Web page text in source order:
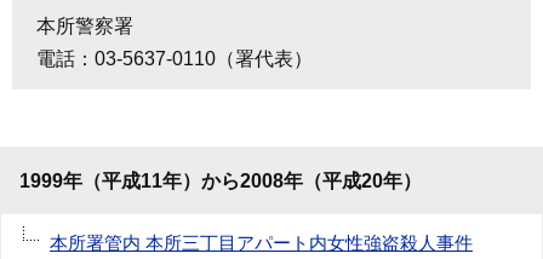
本所警察署
電話：03-5637-0110（署代表）
1999年（平成11年）から2008年（平成20年）
本所署管内 本所三丁目アパート内女性強盗殺人事件